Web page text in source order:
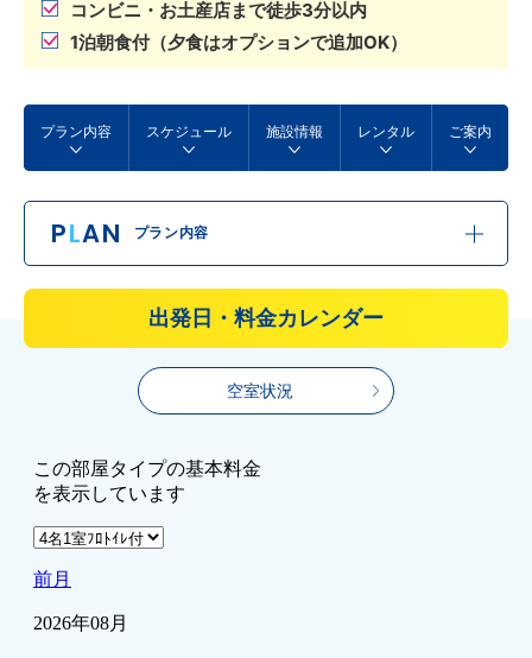
コンビニ・お土産店まで徒歩3分以内
1泊朝食付（夕食はオプションで追加OK）
プラン内容 スケジュール 施設情報 レンタル ご案内
PLAN プラン内容
出発日・料金カレンダー
空室状況